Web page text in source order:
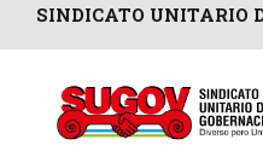
SINDICATO UNITARIO